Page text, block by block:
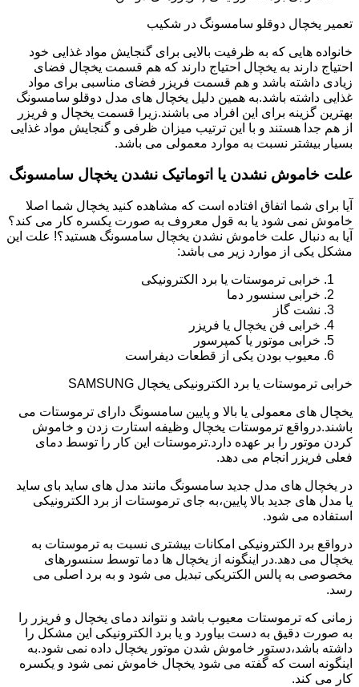
تعمیر یخچال دوقلو سامسونگ در شکیب
خانواده هایی که به ظرفیت بالایی برای گنجایش مواد غذایی خود
احتیاج دارند به یخچال احتیاج دارند که هم قسمت یخچال فضای
زیادی داشته باشد و هم قسمت فریزر فضای مناسبی برای مواد
غذایی داشته باشد.به همین دلیل یخچال های مدل دوقلو سامسونگ
بهترین گزینه برای این افراد می باشند.زیرا قسمت یخچال و فریزر
از هم جدا هستند و با این ترتیب میزان ظرفی و گنجایش مواد غذایی
بسیار بیشتر نسبت به موارد معمولی می باشد.
علت خاموش نشدن یا اتوماتیک نشدن یخچال سامسونگ
آیا برای شما اتفاق افتاده است که مشاهده کنید یخچال شما اصلا
خاموش نمی شود یا به قول معروف به صورت یکسره کار می کند؟
آیا به دنبال علت خاموش نشدن یخچال سامسونگ هستید؟! علت این
مشکل یکی از موارد زیر می باشد:
خرابی ترموستات یا برد الکترونیکی
خرابی سنسور دما
نشت گاز
خرابی فن یخچال یا فریزر
خرابی موتور یا کمپرسور
معیوب بودن یکی از قطعات دیفراست
خرابی ترموستات یا برد الکترونیکی یخچال SAMSUNG
یخچال های معمولی یا بالا و پایین سامسونگ دارای ترموستات می
باشند.درواقع ترموستات یخچال وظیفه استارت زدن و خاموش
کردن موتور را بر عهده دارد.ترموستات این کار را توسط دمای
فعلی فریزر انجام می دهد.
در یخچال های مدل جدید سامسونگ مانند مدل های ساید بای ساید
یا مدل های جدید بالا پایین،به جای ترموستات از برد الکترونیکی
استفاده می شود.
درواقع برد الکترونیکی امکانات بیشتری نسبت به ترموستات به
یخچال می دهد.در اینگونه از یخچال ها دما توسط سنسورهای
مخصوصی به پالس الکتریکی تبدیل می شود و به برد اصلی می
رسد.
زمانی که ترموستات معیوب باشد و نتواند دمای یخچال و فریزر را
به صورت دقیق به دست بیاورد و یا برد الکترونیکی این مشکل را
داشته باشد،دستور خاموش شدن موتور یخچال داده نمی شود.به
اینگونه است که گفته می شود یخچال خاموش نمی شود و یکسره
کار می کند.